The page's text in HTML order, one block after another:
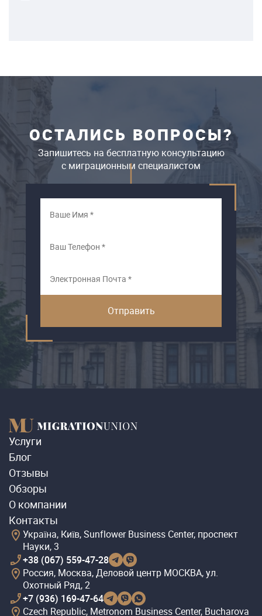
ОСТАЛИСЬ ВОПРОСЫ?
Запишитесь на бесплатную консультацию
c миграционным специалистом
Услуги
Блог
Отзывы
Обзоры
О компании
Контакты
Україна, Київ, Sunflower Business Center, проспект
Науки, 3
+38 (067) 559-47-28
Россия, Москва, Деловой центр МОСКВА, ул.
Охотный Ряд, 2
+7 (936) 169-47-64
Czech Republic, Metronom Business Center, Bucharova